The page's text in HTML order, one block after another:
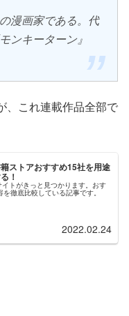
漫画家である。代
ンキーターン』
、これ連載作品全部で
籍ストアおすすめ15社を用途
！
トがきっと見つかります。おす
徹底比較している記事です。
2022.02.24